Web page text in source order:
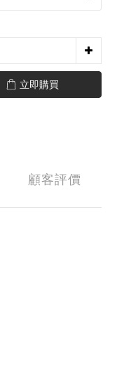
立即購買
顧客評價